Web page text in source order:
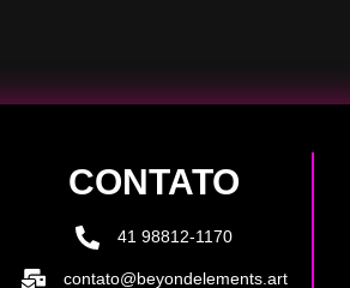
CONTATO
41 98812-1170
contato@beyondelements.art